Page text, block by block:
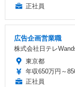
正社員
広告企画営業職
株式会社日テレ
東京都
年収650万円～
正社員